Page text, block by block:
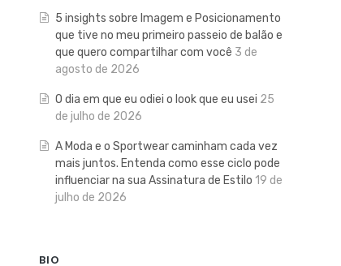
5 insights sobre Imagem e Posicionamento
que tive no meu primeiro passeio de balão e
que quero compartilhar com você 3 de
agosto de 2026
O dia em que eu odiei o look que eu usei 25
de julho de 2026
A Moda e o Sportwear caminham cada vez
mais juntos. Entenda como esse ciclo pode
influenciar na sua Assinatura de Estilo 19 de
julho de 2026
BIO